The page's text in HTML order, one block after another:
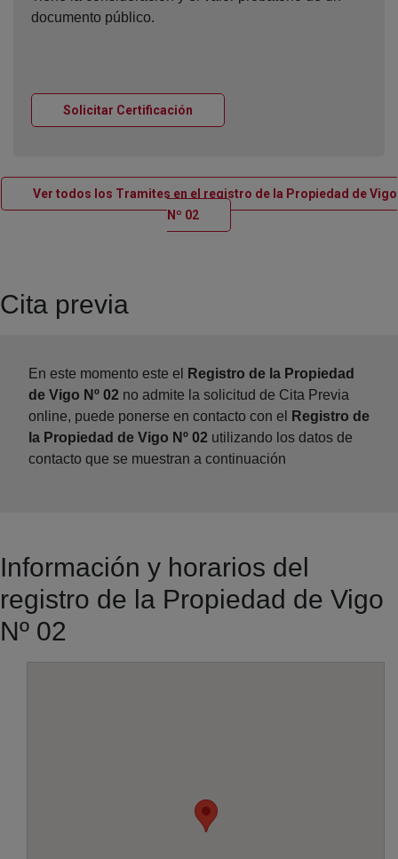
documento público.
Solicitar Certificación
Ver todos los Tramites en el registro de la Propiedad de Vigo
Nº 02 Ventana nueva
Cita previa
En este momento este el
Registro de la Propiedad
de Vigo Nº 02 no admite la solicitud de Cita Previa
online, puede ponerse en contacto con el
Registro de
la Propiedad de Vigo Nº 02 utilizando los datos de
contacto que se muestran a continuación
Información y horarios del
registro de la Propiedad de Vigo
Nº 02